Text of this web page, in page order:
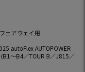
ェアウェイ用
autoFlex AUTOPOWER
～B4／TOUR B／J815／